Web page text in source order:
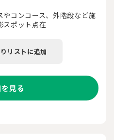
やコンコース、外階段など施
スポット点在
リストに追加
見る